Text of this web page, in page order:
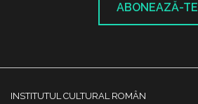
ABONEAZĂ-TE
INSTITUTUL CULTURAL ROMÂN